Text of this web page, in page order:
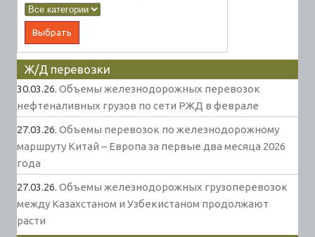
Ж/Д перевозки
30.03.26. Объемы железнодорожных перевозок
нефтеналивных грузов по сети РЖД в феврале
27.03.26. Объемы перевозок по железнодорожному
маршруту Китай – Европа за первые два месяца 2026
года
27.03.26. Объемы железнодорожных грузоперевозок
между Казахстаном и Узбекистаном продолжают
расти